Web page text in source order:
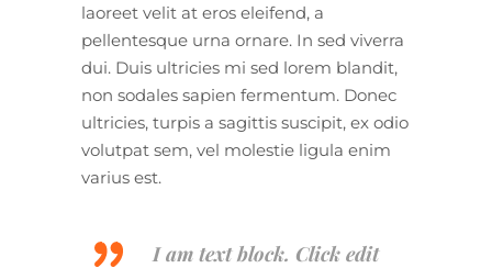
laoreet velit at eros eleifend, a
pellentesque urna ornare. In sed viverra
dui. Duis ultricies mi sed lorem blandit,
non sodales sapien fermentum. Donec
ultricies, turpis a sagittis suscipit, ex odio
volutpat sem, vel molestie ligula enim
varius est.
I am text block. Click edit